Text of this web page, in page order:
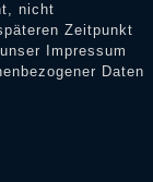
nicht
Zeitpunkt
Impressum
Daten